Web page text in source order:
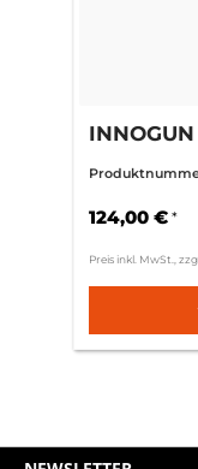
124,00 € *
Preis inkl. MwSt.,